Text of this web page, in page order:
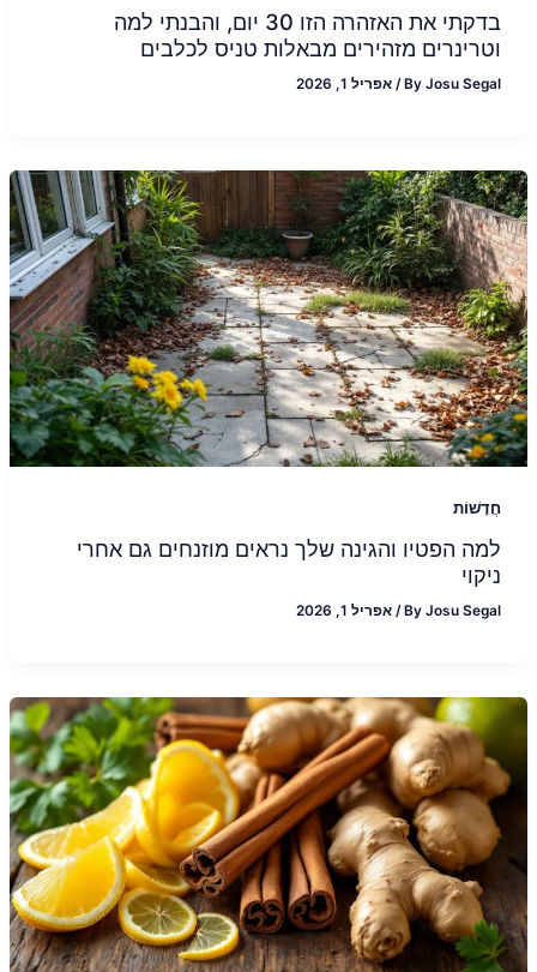
בדקתי את האזהרה הזו 30 יום, והבנתי למה
וטרינרים מזהירים מבאלות טניס לכלבים
ByJosu Segal
/ אפריל 1, 2026
חֲדָשׁוֹת
למה הפטיו והגינה שלך נראים מוזנחים גם אחרי
ניקוי
ByJosu Segal
/ אפריל 1, 2026